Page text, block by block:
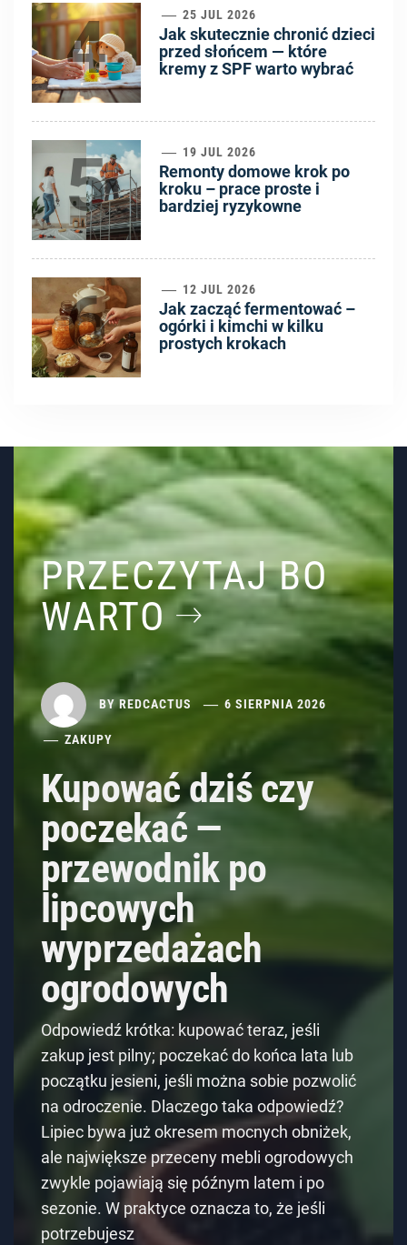
4 25 JUL 2026
Jak skutecznie chronić dzieci
przed słońcem — które
kremy z SPF warto wybrać
5 19 JUL 2026
Remonty domowe krok po
kroku – prace proste i
bardziej ryzykowne
6 12 JUL 2026
Jak zacząć fermentować –
ogórki i kimchi w kilku
prostych krokach
PRZECZYTAJ BO
WARTO
BYREDCACTUS 6 SIERPNIA 2026
ZAKUPY
Kupować dziś czy
poczekać —
przewodnik po
lipcowych
wyprzedażach
ogrodowych
Odpowiedź krótka: kupować teraz, jeśli
zakup jest pilny; poczekać do końca lata lub
początku jesieni, jeśli można sobie pozwolić
na odroczenie. Dlaczego taka odpowiedź?
Lipiec bywa już okresem mocnych obniżek,
ale największe przeceny mebli ogrodowych
zwykle pojawiają się późnym latem i po
sezonie. W praktyce oznacza to, że jeśli
potrzebujesz